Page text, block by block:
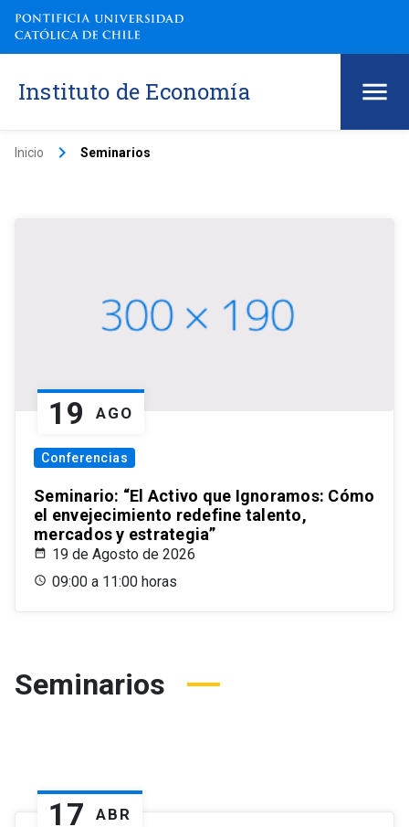
Instituto de Economía
Inicio keyboard_arrow_right Seminarios
19 AGO
Conferencias
Seminario: “El Activo que Ignoramos: Cómo
el envejecimiento redefine talento,
mercados y estrategia”
19 de Agosto de 2026
09:00 a 11:00 horas
Seminarios
17 ABR